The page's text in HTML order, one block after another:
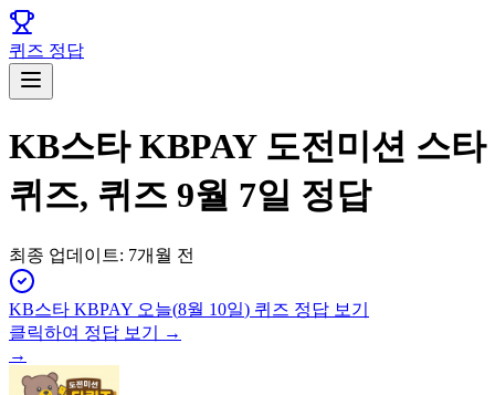
퀴즈 정답
KB스타 KBPAY 도전미션 스타
퀴즈, 퀴즈 9월 7일 정답
최종 업데이트: 7개월 전
KB스타 KBPAY 오늘(8월 10일) 퀴즈 정답 보기
클릭하여 정답 보기 →
→